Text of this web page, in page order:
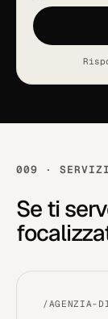
009 · SERVIZI
Se ti
/AGENZIA-